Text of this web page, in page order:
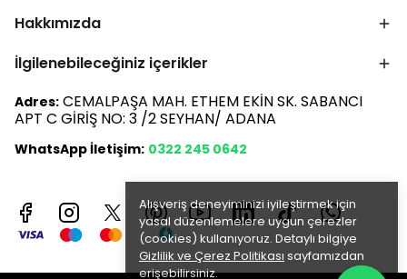
Alışveriş deneyiminizi iyileştirmek için
yasal düzenlemelere uygun çerezler
(cookies) kullanıyoruz. Detaylı bilgiye
Gizlilik ve Çerez Politikası sayfamızdan
erişebilirsiniz.
Hakkımızda
İlgilenebileceğiniz içerikler
Adres: CEMALPAŞA MAH. ETHEM EKİN SK. SABANCI
APT C GİRİŞ NO: 3 /2 SEYHAN/ ADANA
WhatsApp İletişim: 0322 245 0642